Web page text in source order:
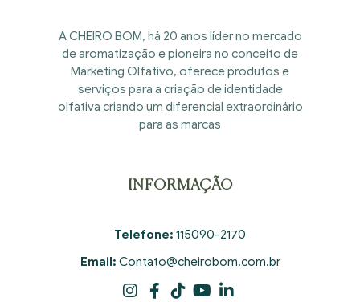
A CHEIRO BOM, há 20 anos líder no mercado
de aromatização e pioneira no conceito de
Marketing Olfativo, oferece produtos e
serviços para a criação de identidade
olfativa criando um diferencial extraordinário
para as marcas
INFORMAÇÃO
Telefone: 115090-2170
Email: Contato@cheirobom.com.br